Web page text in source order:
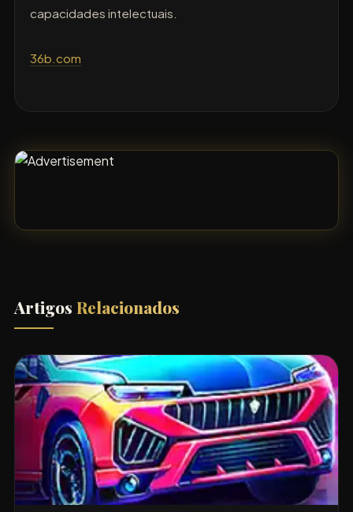
capacidades intelectuais.
36b.com
Artigos Relacionados